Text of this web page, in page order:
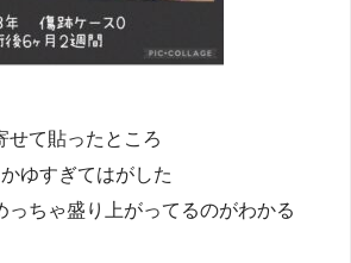
せて貼ったところ
ゆすぎてはがした
っちゃ盛り上がってるのがわかる